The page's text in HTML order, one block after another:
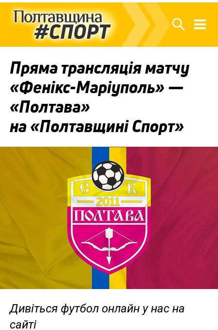
Пряма трансляція матчу
«Фенікс-Маріуполь» —
«Полтава»
на «Полтавщині Спорт»
Дивіться футбол онлайн у нас на
сайті